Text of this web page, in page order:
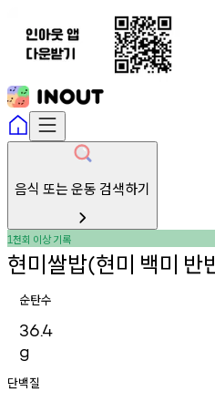
음식 또는 운동 검색하기
1천회 이상기록
현미쌀밥(현미 백미 반
순탄수
36.4
g
단백질